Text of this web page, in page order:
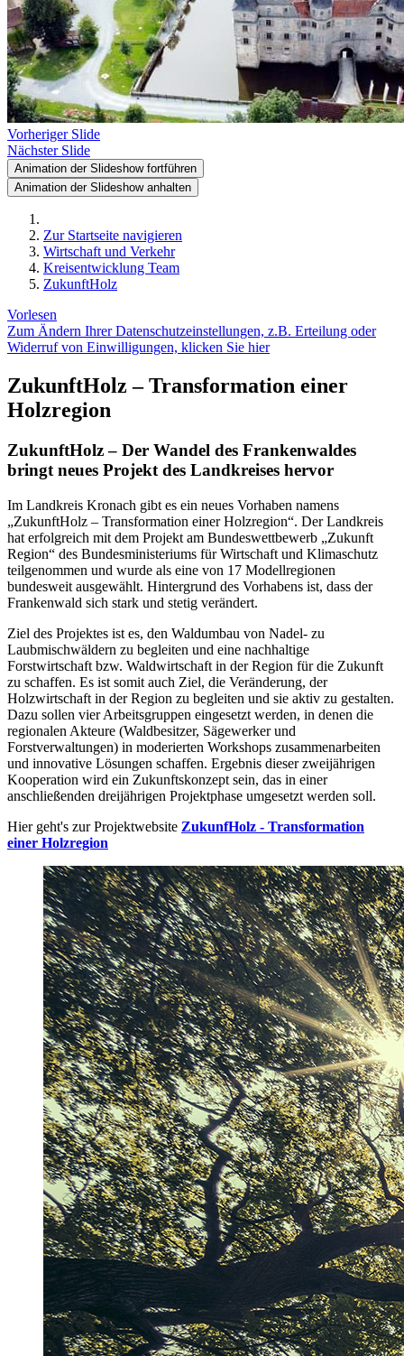
Vorheriger Slide
Nächster Slide
Animation der Slideshow fortführen
Animation der Slideshow anhalten
Zur Startseite navigieren
Wirtschaft und Verkehr
Kreisentwicklung Team
ZukunftHolz
Vorlesen
Zum Ändern Ihrer Datenschutzeinstellungen, z.B. Erteilung oder
Widerruf von Einwilligungen, klicken Sie hier
ZukunftHolz – Transformation einer
Holzregion
ZukunftHolz – Der Wandel des Frankenwaldes
bringt neues Projekt des Landkreises hervor
Im Landkreis Kronach gibt es ein neues Vorhaben namens
„ZukunftHolz – Transformation einer Holzregion“. Der Landkreis
hat erfolgreich mit dem Projekt am Bundeswettbewerb „Zukunft
Region“ des Bundesministeriums für Wirtschaft und Klimaschutz
teilgenommen und wurde als eine von 17 Modellregionen
bundesweit ausgewählt. Hintergrund des Vorhabens ist, dass der
Frankenwald sich stark und stetig verändert.
Ziel des Projektes ist es, den Waldumbau von Nadel- zu
Laubmischwäldern zu begleiten und eine nachhaltige
Forstwirtschaft bzw. Waldwirtschaft in der Region für die Zukunft
zu schaffen. Es ist somit auch Ziel, die Veränderung, der
Holzwirtschaft in der Region zu begleiten und sie aktiv zu gestalten.
Dazu sollen vier Arbeitsgruppen eingesetzt werden, in denen die
regionalen Akteure (Waldbesitzer, Sägewerker und
Forstverwaltungen) in moderierten Workshops zusammenarbeiten
und innovative Lösungen schaffen. Ergebnis dieser zweijährigen
Kooperation wird ein Zukunftskonzept sein, das in einer
anschließenden dreijährigen Projektphase umgesetzt werden soll.
Hier geht's zur Projektwebsite ZukunfHolz - Transformation
einer Holzregion